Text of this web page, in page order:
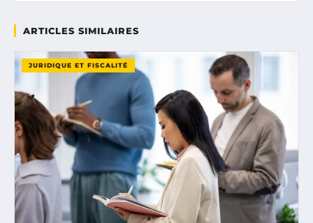
ARTICLES SIMILAIRES
JURIDIQUE ET FISCALITÉ